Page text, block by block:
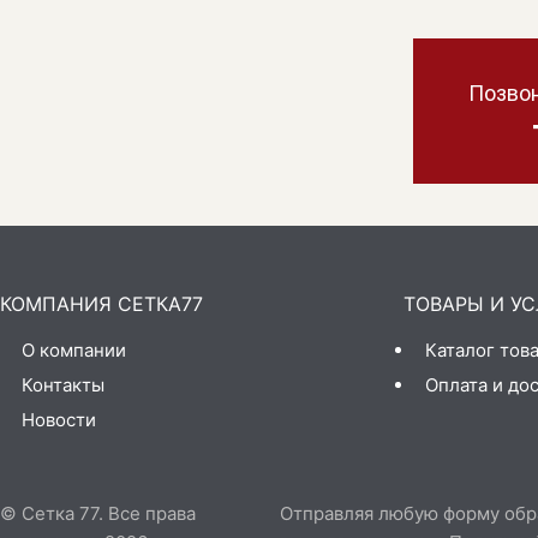
КОМПАНИЯ СЕТКА77
О компании
Контакты
Новости
ТОВАРЫ И
Каталог
Оплата и
© Сетка 77. Все права
Отправляя любую форму